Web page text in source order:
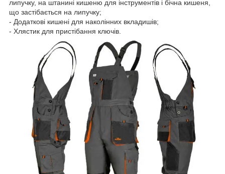
липучку, на штанині кишеню для інструментів і бічна кишеня,
що застібається на липучку;
- Додаткові кишені для наколінних вкладишів;
- Хлястик для пристібання ключів.